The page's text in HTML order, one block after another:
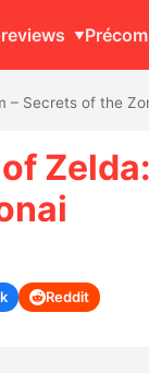
– Secrets of the
Reddit